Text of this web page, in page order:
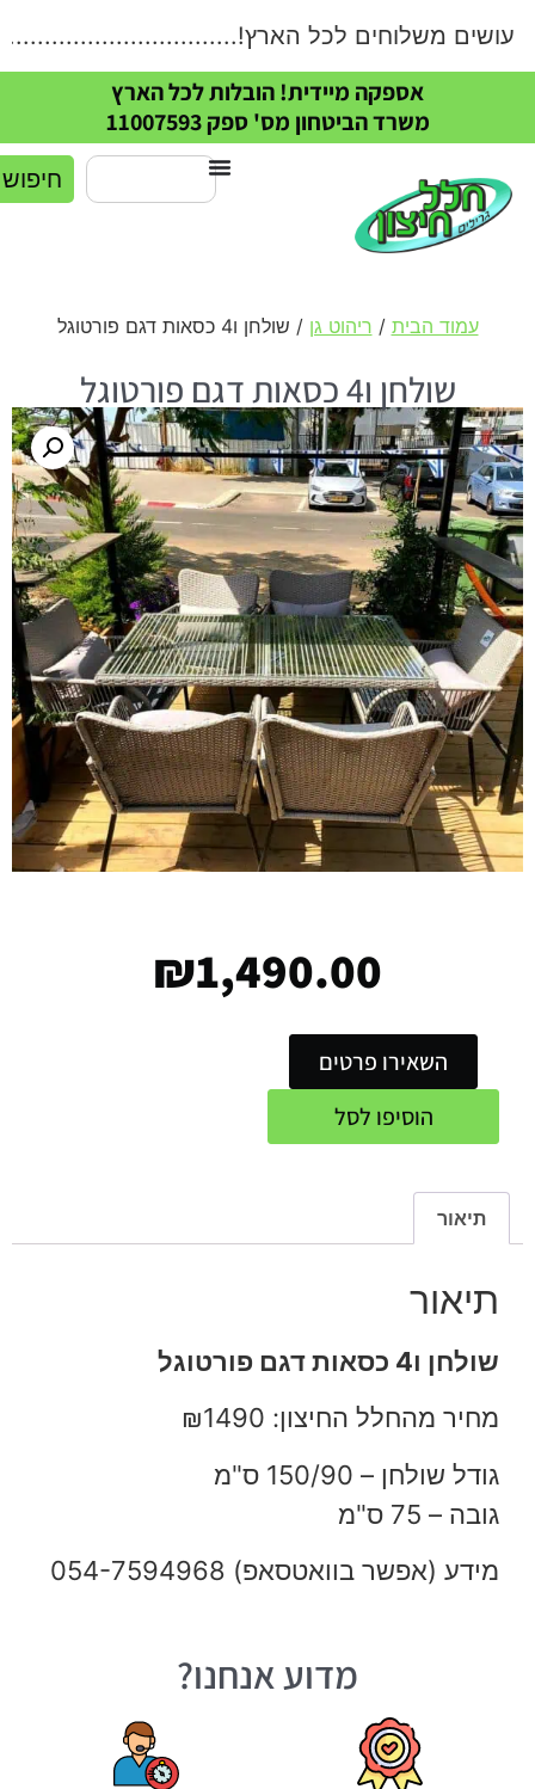
עושים משלוחים לכל
אספקה מיידית! הובלות לכל הארץ
משרד הביטחון מס' ספק 11007593
חיפוש
עמוד הבית/ריהוט גן/ שולחן ו4 כסאות דגם פורטוגל
₪1,490.00
השאירו פרטים
הוסיפו לסל
שולחן ו4 כסאות דגם פורטוגל
תיאור
תיאור
שולחן ו4 כסאות דגם פורטוגל
מחיר מהחלל החיצון: ₪1490
גודל שולחן – 150/90 ס"מ
גובה – 75 ס"מ
מידע (אפשר בוואטסאפ) 054-7594968
מדוע אנחנו?